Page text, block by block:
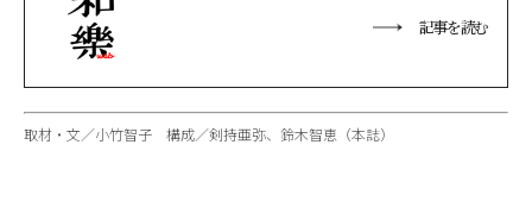
記事を読む
取材・文／小竹智子 構成／剣持亜弥、鈴木智恵（本誌）